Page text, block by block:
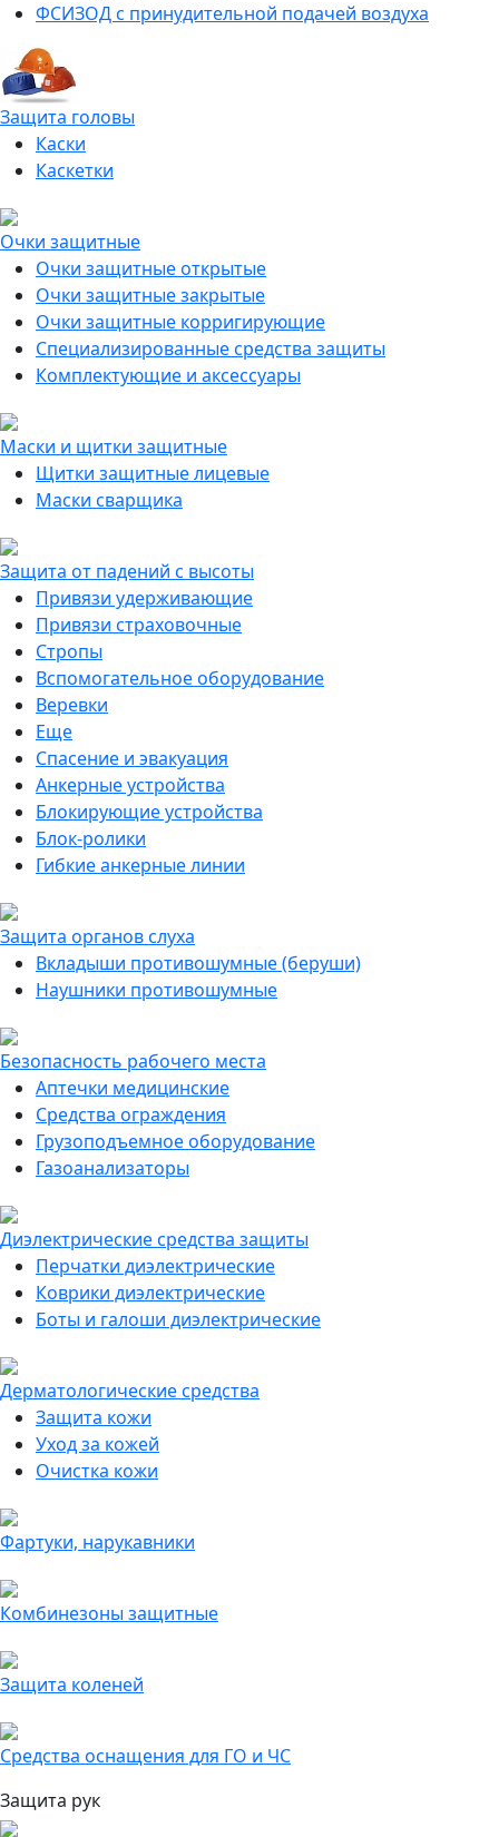
ФСИЗОД с принудительной подачей воздуха
Защита головы
Каски
Каскетки
Очки защитные
Очки защитные открытые
Очки защитные закрытые
Очки защитные корригирующие
Специализированные средства защиты
Комплектующие и аксессуары
Маски и щитки защитные
Щитки защитные лицевые
Маски сварщика
Защита от падений с высоты
Привязи удерживающие
Привязи страховочные
Стропы
Вспомогательное оборудование
Веревки
Еще
Спасение и эвакуация
Анкерные устройства
Блокирующие устройства
Блок-ролики
Гибкие анкерные линии
Защита органов слуха
Вкладыши противошумные (беруши)
Наушники противошумные
Безопасность рабочего места
Аптечки медицинские
Средства ограждения
Грузоподъемное оборудование
Газоанализаторы
Диэлектрические средства защиты
Перчатки диэлектрические
Коврики диэлектрические
Боты и галоши диэлектрические
Дерматологические средства
Защита кожи
Уход за кожей
Очистка кожи
Фартуки, нарукавники
Комбинезоны защитные
Защита коленей
Средства оснащения для ГО и ЧС
Защита рук